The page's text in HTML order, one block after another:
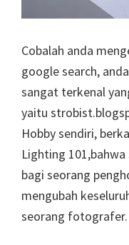
Cobalah anda
google search,
sangat terkenal
yaitu
Hobby sendiri,
Lighting
bagi seorang
mengubah
seorang fotografer.